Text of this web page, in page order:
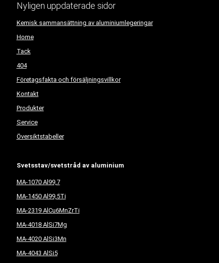
Nyligen uppdaterade sidor
Kemisk sammansättning av aluminiumlegeringar
Home
Tack
404
Företagsfakta och försäljningsvillkor
Kontakt
Produkter
Service
Översiktstabeller
Svetsstav/svetstråd av aluminium
MA-1070 Al99,7
MA-1450 Al99,5Ti
MA-2319 AlCu6MnZrTi
MA-4018 AlSi7Mg
MA-4020 AlSi3Mn
MA-4043 AlSi5